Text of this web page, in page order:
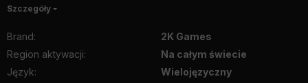
Szczegóły
Brand:
2K Games
Region aktywacji:
Na całym świecie
Język:
Wielojęzyczny